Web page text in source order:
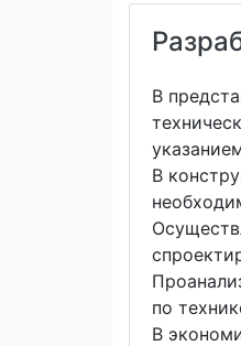
В
В
по
В